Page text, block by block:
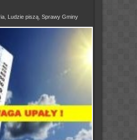
, Ludzie piszą, Sprawy Gminy